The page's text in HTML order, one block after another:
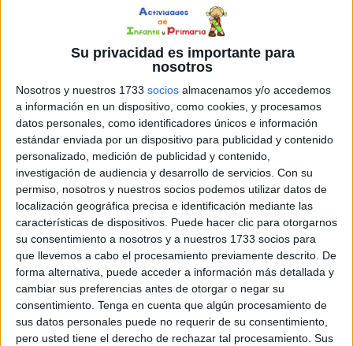
Su privacidad es importante para
nosotros
Nosotros y nuestros 1733 socios almacenamos y/o accedemos
a información en un dispositivo, como cookies, y procesamos
datos personales, como identificadores únicos e información
estándar enviada por un dispositivo para publicidad y contenido
personalizado, medición de publicidad y contenido,
investigación de audiencia y desarrollo de servicios. Con su
permiso, nosotros y nuestros socios podemos utilizar datos de
localización geográfica precisa e identificación mediante las
características de dispositivos. Puede hacer clic para otorgarnos
su consentimiento a nosotros y a nuestros 1733 socios para
que llevemos a cabo el procesamiento previamente descrito. De
forma alternativa, puede acceder a información más detallada y
cambiar sus preferencias antes de otorgar o negar su
consentimiento. Tenga en cuenta que algún procesamiento de
sus datos personales puede no requerir de su consentimiento,
pero usted tiene el derecho de rechazar tal procesamiento. Sus
incorporación adecuada de adverbios contribuye a una
expresión más clara y coherente. Este recurso guía a los
estudiantes hacia el uso efectivo de adverbios en sus
El formato de flipbook presenta la información de
manera visualmente atractiva. Esta presentación gráfica
estimula la memoria visual y ayuda a los estudiantes a